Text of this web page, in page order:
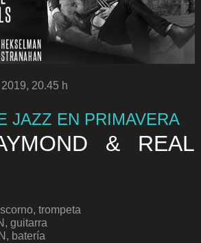
20.45 h
JAZZ EN PRIMAVERA
& REAL
trompeta
guitarra
batería